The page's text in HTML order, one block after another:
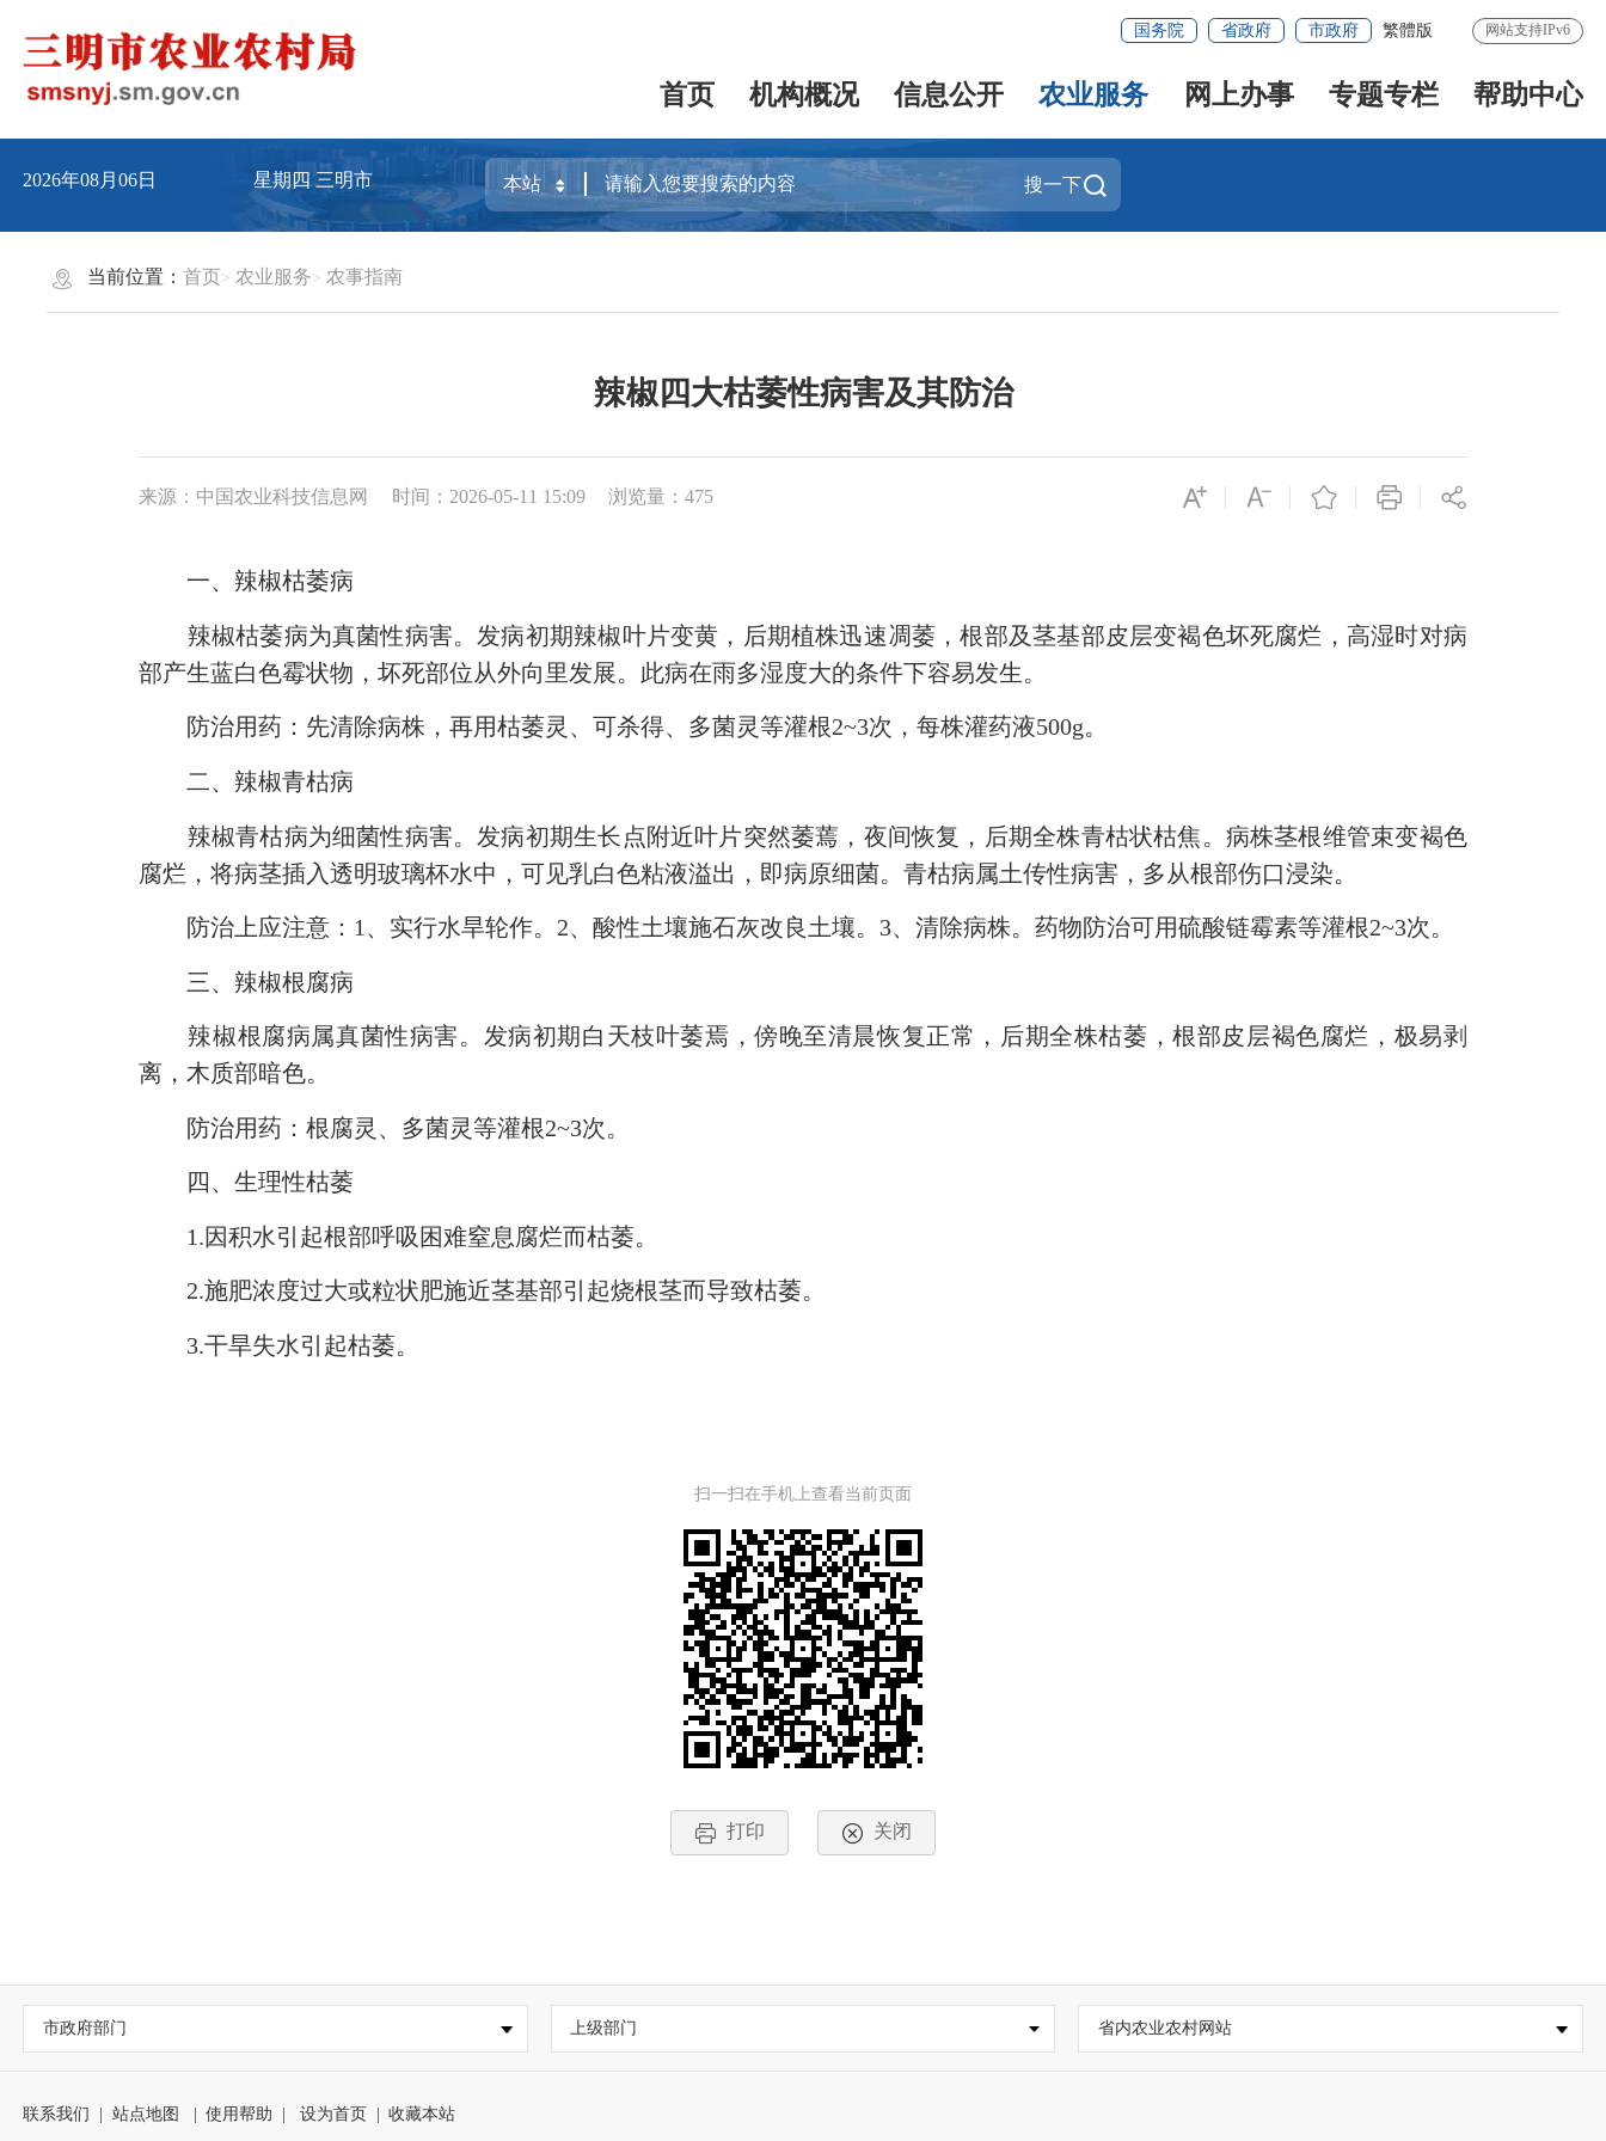
国务院 省政府 市政府 繁體版 网站支持IPv6
首页 机构概况 信息公开 农业服务 网上办事 专题专栏 帮助中心
2026年08月06日 星期四三明市 搜一下
当前位置：首页 农业服务 农事指南
辣椒四大枯萎性病害及其防治
来源：中国农业科技信息网 时间：2026-05-11 15:09 浏览量：475
一、辣椒枯萎病
辣椒枯萎病为真菌性病害。发病初期辣椒叶片变黄，后期植株迅速凋萎，根部及茎基部皮层变褐色坏死腐烂，高湿时对病
部产生蓝白色霉状物，坏死部位从外向里发展。此病在雨多湿度大的条件下容易发生。
防治用药：先清除病株，再用枯萎灵、可杀得、多菌灵等灌根2~3次，每株灌药液500g。
二、辣椒青枯病
辣椒青枯病为细菌性病害。发病初期生长点附近叶片突然萎蔫，夜间恢复，后期全株青枯状枯焦。病株茎根维管束变褐色
腐烂，将病茎插入透明玻璃杯水中，可见乳白色粘液溢出，即病原细菌。青枯病属土传性病害，多从根部伤口浸染。
防治上应注意：1、实行水旱轮作。2、酸性土壤施石灰改良土壤。3、清除病株。药物防治可用硫酸链霉素等灌根2~3次。
三、辣椒根腐病
辣椒根腐病属真菌性病害。发病初期白天枝叶萎焉，傍晚至清晨恢复正常，后期全株枯萎，根部皮层褐色腐烂，极易剥
离，木质部暗色。
防治用药：根腐灵、多菌灵等灌根2~3次。
四、生理性枯萎
1.因积水引起根部呼吸困难窒息腐烂而枯萎。
2.施肥浓度过大或粒状肥施近茎基部引起烧根茎而导致枯萎。
3.干旱失水引起枯萎。
扫一扫在手机上查看当前页面
打印 关闭
市政府部门 上级部门 省内农业农村网站
联系我们 站点地图 使用帮助 设为首页 收藏本站